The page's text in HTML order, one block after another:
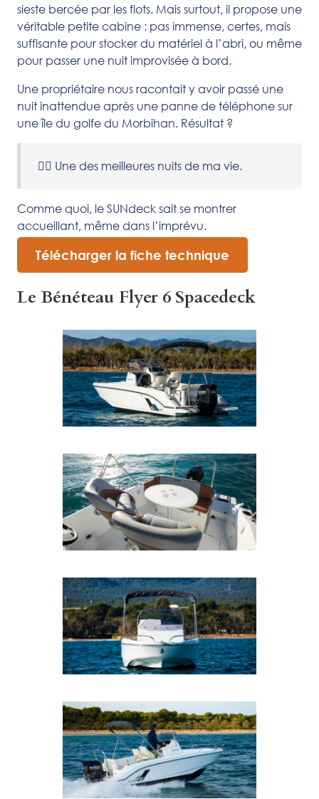
sieste bercée par les flots. Mais surtout, il propose une
véritable petite cabine : pas immense, certes, mais
suffisante pour stocker du matériel à l’abri, ou même
pour passer une nuit improvisée à bord.
Une propriétaire nous racontait y avoir passé une
nuit inattendue après une panne de téléphone sur
une île du golfe du Morbihan. Résultat ?
👱‍♀️ Une des meilleures nuits de ma vie.
Comme quoi, le SUNdeck sait se montrer
accueillant, même dans l’imprévu.
Télécharger la fiche technique
Le Bénéteau Flyer 6 Spacedeck